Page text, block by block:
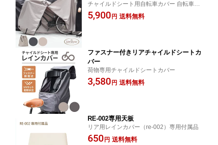
ー 自転車車体カバー 雨除け レインカ
バー 自転車カバー 子供乗せ 子供乗せ
チャイルドシート用自転車カバー 自転車カ
バー 自転車車体カバー 自転車レインカ
バー
5,900 円 送料無料
ファスナー付きリアチャイルドシートカ
バー
荷物専用チャイルドシートカバー
3,580 円 送料無料
RE-002専用天板
リア用レインカバー（re-002）専用付属品
650 円 送料無料